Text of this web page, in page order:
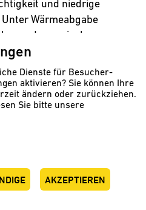
und niedrige
Wärmeabgabe
und organische
und Wasser
kann durch die richtige
oder zumindest
werden Sie mit einem
Dienste für Besucher-
aktivieren? Sie können Ihre
ändern oder zurückziehen.
Sie bitte unsere
AKZEPTIEREN